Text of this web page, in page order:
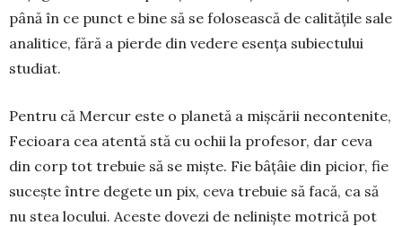
până în ce punct e bine să se folosească de calitățile sale
analitice, fără a pierde din vedere esența subiectului
studiat.
Pentru că Mercur este o planetă a mișcării ne­contenite,
Fecioara cea atentă stă cu ochii la profesor, dar ceva
din corp tot trebuie să se miște. Fie bâțâie din picior, fie
sucește între degete un pix, ceva trebuie să facă, ca să
nu stea locului. Aceste dovezi de neliniște motrică pot